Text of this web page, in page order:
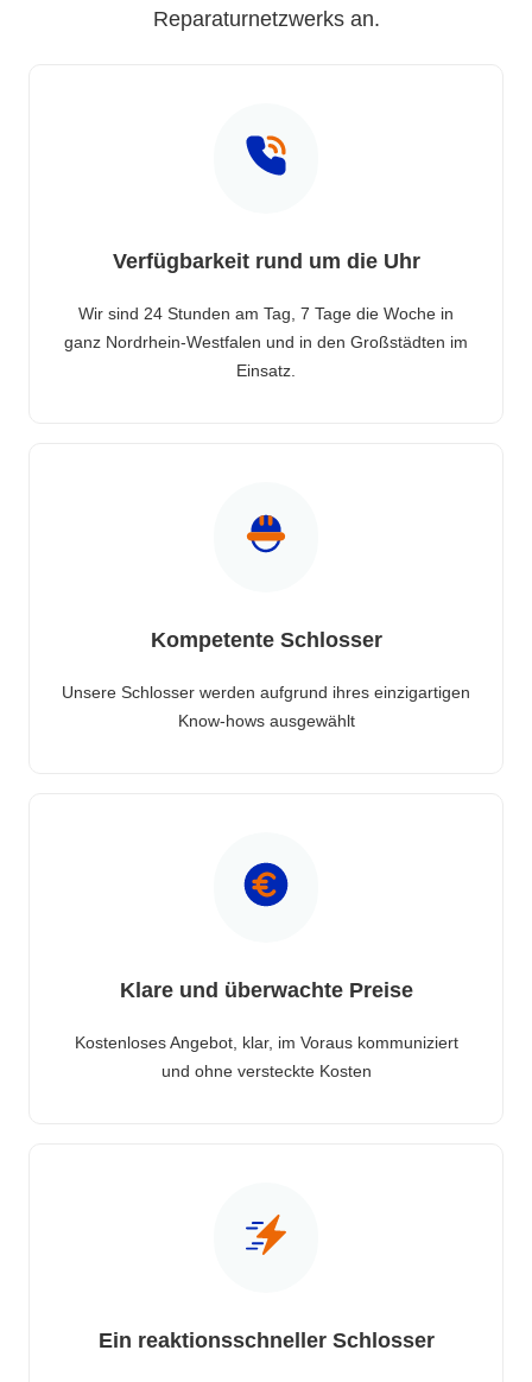
Reparaturnetzwerks an.
Verfügbarkeit rund um die Uhr
Wir sind 24 Stunden am Tag, 7 Tage die Woche in
ganz Nordrhein-Westfalen und in den Großstädten im
Einsatz.
Kompetente Schlosser
Unsere Schlosser werden aufgrund ihres einzigartigen
Know-hows ausgewählt
Klare und überwachte Preise
Kostenloses Angebot, klar, im Voraus kommuniziert
und ohne versteckte Kosten
Ein reaktionsschneller Schlosser